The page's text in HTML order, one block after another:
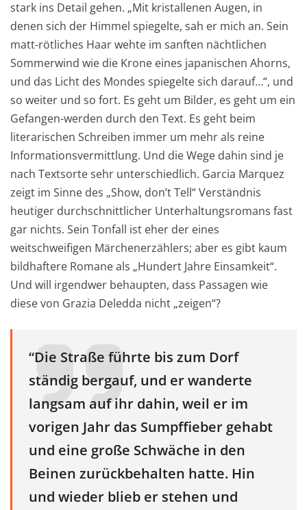
stark ins Detail gehen. „Mit kristallenen Augen, in
denen sich der Himmel spiegelte, sah er mich an. Sein
matt-rötliches Haar wehte im sanften nächtlichen
Sommerwind wie die Krone eines japanischen Ahorns,
und das Licht des Mondes spiegelte sich darauf…“, und
so weiter und so fort. Es geht um Bilder, es geht um ein
Gefangen-werden durch den Text. Es geht beim
literarischen Schreiben immer um mehr als reine
Informationsvermittlung. Und die Wege dahin sind je
nach Textsorte sehr unterschiedlich. Garcia Marquez
zeigt im Sinne des „Show, don’t Tell“ Verständnis
heutiger durchschnittlicher Unterhaltungsromans fast
gar nichts. Sein Tonfall ist eher der eines
weitschweifigen Märchenerzählers; aber es gibt kaum
bildhaftere Romane als „Hundert Jahre Einsamkeit“.
Und will irgendwer behaupten, dass Passagen wie
diese von Grazia Deledda nicht „zeigen“?
“Die Straße führte bis zum Dorf
ständig bergauf, und er wanderte
langsam auf ihr dahin, weil er im
vorigen Jahr das Sumpffieber gehabt
und eine große Schwäche in den
Beinen zurückbehalten hatte. Hin
und wieder blieb er stehen und